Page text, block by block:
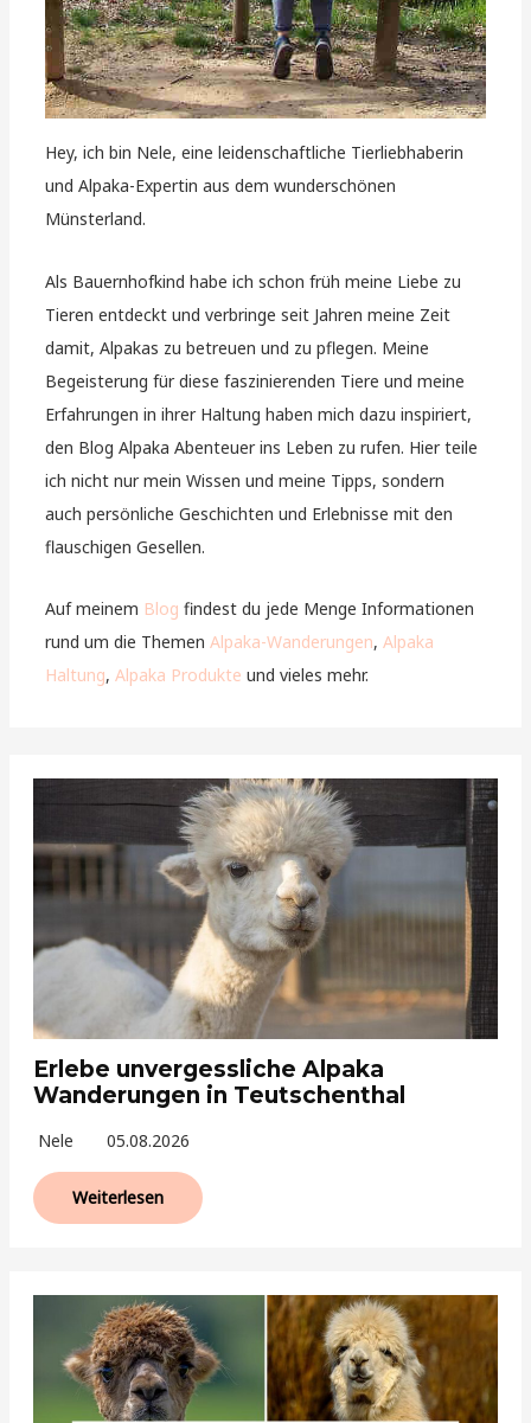
Hey, ich bin Nele, eine leidenschaftliche Tierliebhaberin
und Alpaka-Expertin aus dem wunderschönen
Münsterland.
Als Bauernhofkind habe ich schon früh meine Liebe zu
Tieren entdeckt und verbringe seit Jahren meine Zeit
damit, Alpakas zu betreuen und zu pflegen. Meine
Begeisterung für diese faszinierenden Tiere und meine
Erfahrungen in ihrer Haltung haben mich dazu inspiriert,
den Blog Alpaka Abenteuer ins Leben zu rufen. Hier teile
ich nicht nur mein Wissen und meine Tipps, sondern
auch persönliche Geschichten und Erlebnisse mit den
flauschigen Gesellen.
Auf meinem Blog findest du jede Menge Informationen
rund um die ThemenAlpaka-Wanderungen,Alpaka
Haltung,Alpaka Produkte und vieles mehr.
Erlebe unvergessliche Alpaka
Wanderungen in Teutschenthal
Nele 05.08.2026
Weiterlesen